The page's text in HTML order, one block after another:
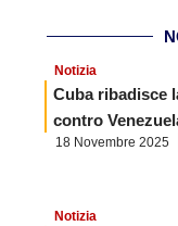
Notizia
Cuba ribadisce
contro
18 Novembre 2025
Notizia